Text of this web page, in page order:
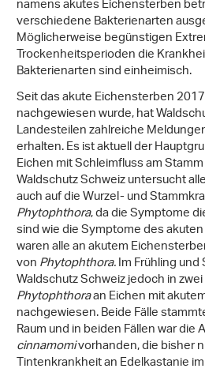
verschiedene Bakterienarten
Möglicherweise begünstigen
Trockenheitsperioden die
Bakterienarten sind einheimisch.
Seit das akute Eichensterben
nachgewiesen wurde, hat
Landesteilen zahlreiche
erhalten. Es ist aktuell der
Eichen mit Schleimfluss am
Waldschutz Schweiz untersucht
auch auf die Wurzel- und
Phytophthora, da die Symptome
sind wie die Symptome des
waren alle an akutem
vonPhytophthora.Im Frühling
Waldschutz Schweiz jedoch in
Phytophthoraan Eichen mit
nachgewiesen. Beide Fälle
Raum und in beiden Fällen war die
cinnamomivorhanden, die bisher
Tintenkrankheit an Edelkastanie